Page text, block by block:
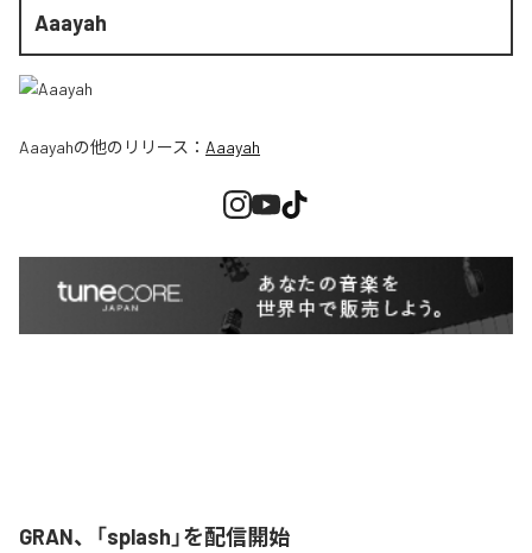
Aaayah
Aaayahの他のリリース： Aaayah
GRAN、「splash」を配信開始